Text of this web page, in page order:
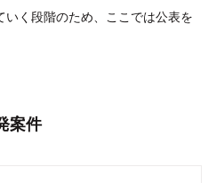
く段階のため、ここでは公表を
案件